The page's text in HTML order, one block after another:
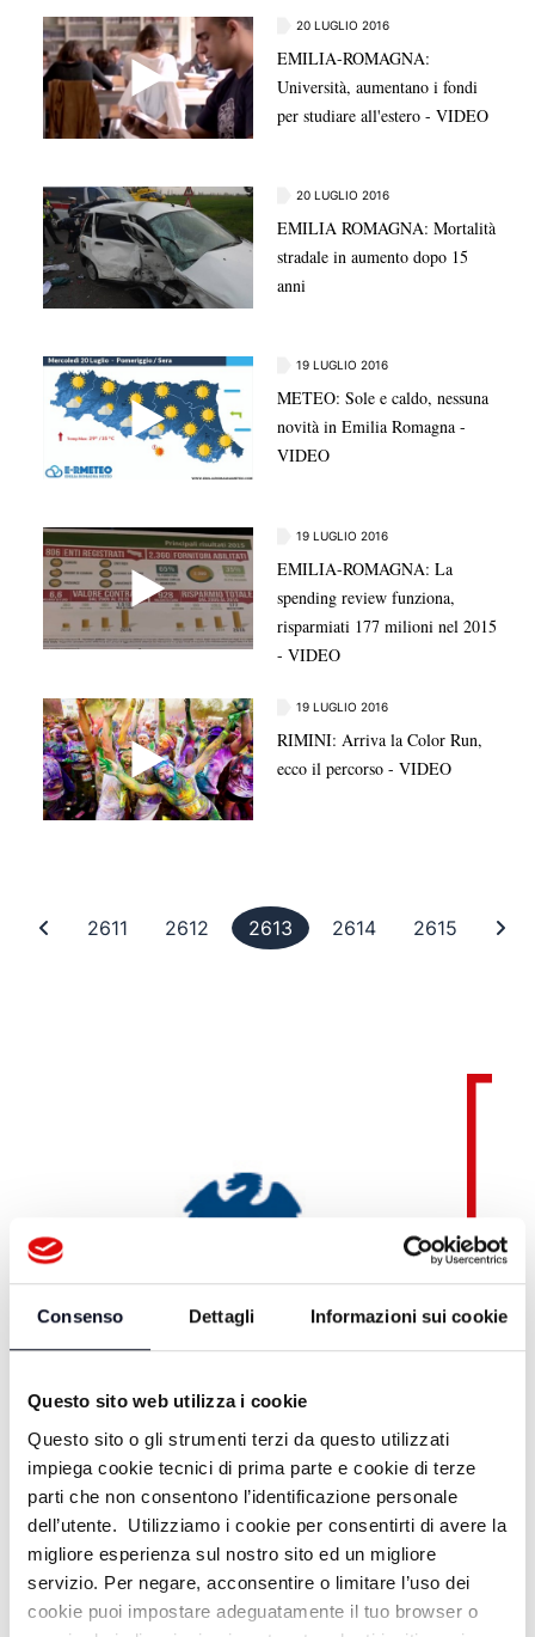
Consenso Dettagli Informazioni sui cookie
Questo sito web utilizza i cookie
Questo sito o gli strumenti terzi da questo utilizzati
impiega cookie tecnici di prima parte e cookie di terze
parti che non consentono l’identificazione personale
dell’utente. Utilizziamo i cookie per consentirti di avere la
migliore esperienza sul nostro sito ed un migliore
servizio. Per negare, acconsentire o limitare l’uso dei
cookie puoi impostare adeguatamente il tuo browser o
20 LUGLIO 2016
EMILIA-ROMAGNA:
Università, aumentano i fondi
per studiare all'estero - VIDEO
20 LUGLIO 2016
EMILIA ROMAGNA: Mortalità
stradale in aumento dopo 15
anni
19 LUGLIO 2016
METEO: Sole e caldo, nessuna
novità in Emilia Romagna -
VIDEO
19 LUGLIO 2016
EMILIA-ROMAGNA: La
spending review funziona,
risparmiati 177 milioni nel 2015
- VIDEO
19 LUGLIO 2016
RIMINI: Arriva la Color Run,
ecco il percorso - VIDEO
Prima pagina
2611 Pagina 2611
2612 Pagina 2612
2613 Pagina 2613
2614Pagina 2614
2615 Pagina
Teleromagna OnDemand